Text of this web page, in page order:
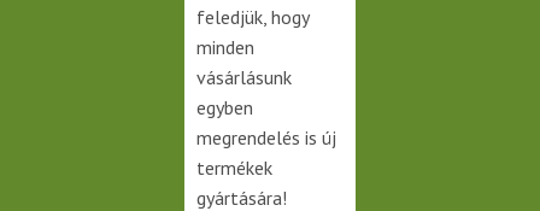
feledjük, hogy
minden
vásárlásunk
egyben
megrendelés is új
termékek
gyártására!